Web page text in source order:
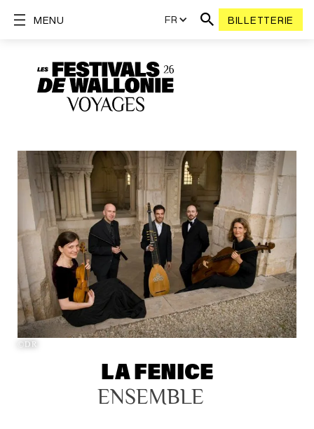
FR BILLETTERIE
MENU
©DR
LA FENICE
ENSEMBLE